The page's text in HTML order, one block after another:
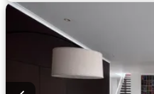
Ascensor